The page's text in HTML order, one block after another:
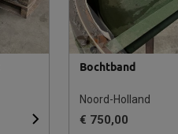
Bochtband
Noord-Holland
€ 750,00